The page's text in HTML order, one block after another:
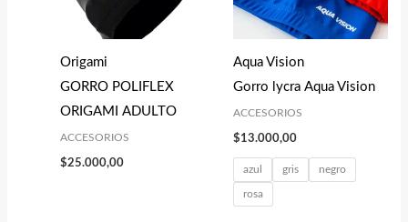
Origami
GORRO POLIFLEX
ORIGAMI ADULTO
ACCESORIOS
$25.000,00
Aqua Vision
Gorro lycra Aqua Vision
ACCESORIOS
$13.000,00
azul gris negro
rosa